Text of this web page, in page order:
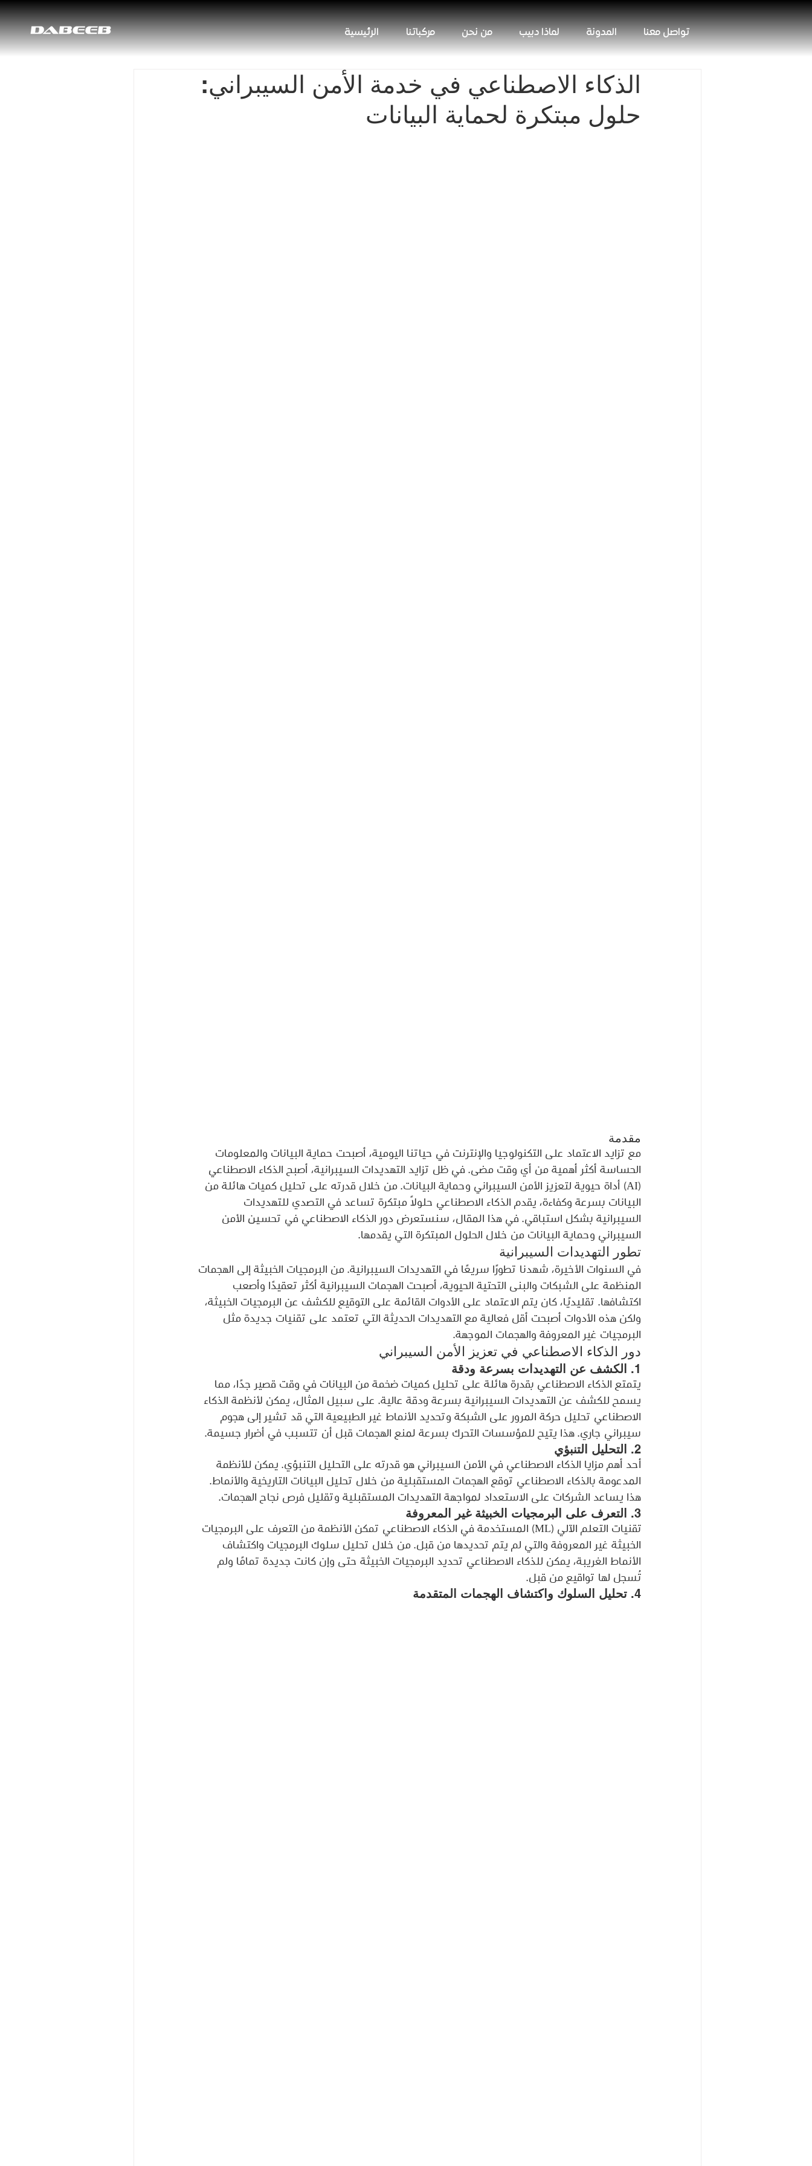
الرئيسية مركباتنا من نحن لماذا دبيب المدونة تواصل معنا
الذكاء الاصطناعي في خدمة الأمن السيبراني:
حلول مبتكرة لحماية البيانات
مقدمة
مع تزايد الاعتماد على التكنولوجيا والإنترنت في حياتنا اليومية، أصبحت حماية البيانات والمعلومات
الحساسة أكثر أهمية من أي وقت مضى. في ظل تزايد التهديدات السيبرانية، أصبح الذكاء الاصطناعي
(AI) أداة حيوية لتعزيز الأمن السيبراني وحماية البيانات. من خلال قدرته على تحليل كميات هائلة من
البيانات بسرعة وكفاءة، يقدم الذكاء الاصطناعي حلولًا مبتكرة تساعد في التصدي للتهديدات
السيبرانية بشكل استباقي. في هذا المقال، سنستعرض دور الذكاء الاصطناعي في تحسين الأمن
السيبراني وحماية البيانات من خلال الحلول المبتكرة التي يقدمها.
تطور التهديدات السيبرانية
في السنوات الأخيرة، شهدنا تطورًا سريعًا في التهديدات السيبرانية. من البرمجيات الخبيثة إلى الهجمات
المنظمة على الشبكات والبنى التحتية الحيوية، أصبحت الهجمات السيبرانية أكثر تعقيدًا وأصعب
اكتشافها. تقليديًا، كان يتم الاعتماد على الأدوات القائمة على التوقيع للكشف عن البرمجيات الخبيثة،
ولكن هذه الأدوات أصبحت أقل فعالية مع التهديدات الحديثة التي تعتمد على تقنيات جديدة مثل
البرمجيات غير المعروفة والهجمات الموجهة.
دور الذكاء الاصطناعي في تعزيز الأمن السيبراني
1. الكشف عن التهديدات بسرعة ودقة
يتمتع الذكاء الاصطناعي بقدرة هائلة على تحليل كميات ضخمة من البيانات في وقت قصير جدًا، مما
يسمح للكشف عن التهديدات السيبرانية بسرعة ودقة عالية. على سبيل المثال، يمكن لأنظمة الذكاء
الاصطناعي تحليل حركة المرور على الشبكة وتحديد الأنماط غير الطبيعية التي قد تشير إلى هجوم
سيبراني جاري. هذا يتيح للمؤسسات التحرك بسرعة لمنع الهجمات قبل أن تتسبب في أضرار جسيمة.
2. التحليل التنبؤي
أحد أهم مزايا الذكاء الاصطناعي في الأمن السيبراني هو قدرته على التحليل التنبؤي. يمكن للأنظمة
المدعومة بالذكاء الاصطناعي توقع الهجمات المستقبلية من خلال تحليل البيانات التاريخية والأنماط.
هذا يساعد الشركات على الاستعداد لمواجهة التهديدات المستقبلية وتقليل فرص نجاح الهجمات.
3. التعرف على البرمجيات الخبيثة غير المعروفة
تقنيات التعلم الآلي (ML) المستخدمة في الذكاء الاصطناعي تمكن الأنظمة من التعرف على البرمجيات
الخبيثة غير المعروفة والتي لم يتم تحديدها من قبل. من خلال تحليل سلوك البرمجيات واكتشاف
الأنماط الغريبة، يمكن للذكاء الاصطناعي تحديد البرمجيات الخبيثة حتى وإن كانت جديدة تمامًا ولم
تُسجل لها تواقيع من قبل.
4. تحليل السلوك واكتشاف الهجمات المتقدمة